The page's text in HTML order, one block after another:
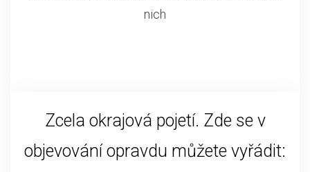
nich
Zcela okrajová pojetí. Zde se v
objevování opravdu můžete vyřádit: